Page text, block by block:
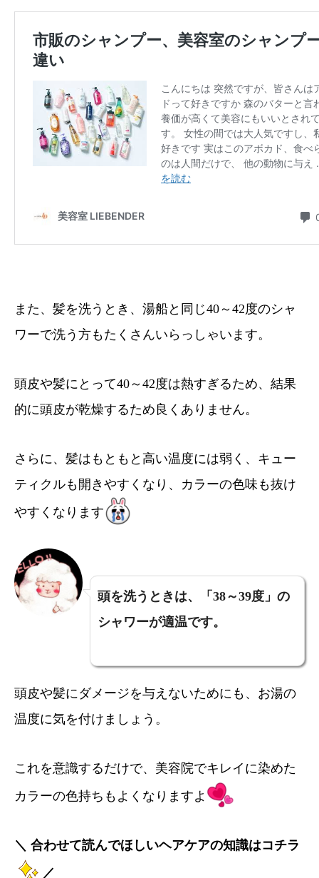
また、髪を洗うとき、湯船と同じ40～42度のシャ
ワーで洗う方もたくさんいらっしゃいます。
頭皮や髪にとって40～42度は熱すぎるため、結果
的に頭皮が乾燥するため良くありません。
さらに、髪はもともと高い温度には弱く、キュー
ティクルも開きやすくなり、カラーの色味も抜け
やすくなります
頭を洗うときは、「38～39度」の
シャワーが適温です。
頭皮や髪にダメージを与えないためにも、お湯の
温度に気を付けましょう。
これを意識するだけで、美容院でキレイに染めた
カラーの色持ちもよくなりますよ
＼ 合わせて読んでほしいヘアケアの知識はコチラ
／